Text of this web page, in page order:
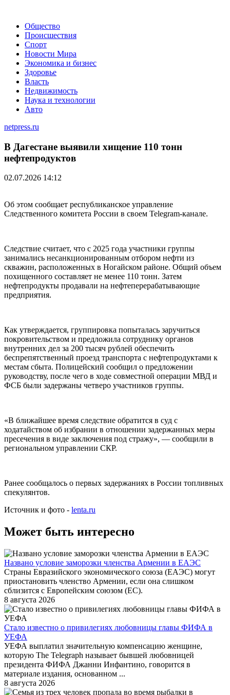
Общество
Происшествия
Спорт
Новости Мира
Экономика и бизнес
Здоровье
Власть
Недвижимость
Наука и технологии
Авто
netpress.ru
В Дагестане выявили хищение 110 тонн
нефтепродуктов
02.07.2026 14:12
Об этом сообщает республиканское управление
Следственного комитета России в своем Telegram-канале.
Следствие считает, что с 2025 года участники группы
занимались несанкционированным отбором нефти из
скважин, расположенных в Ногайском районе. Общий объем
похищенного составляет не менее 110 тонн. Затем
нефтепродукты продавали на нефтеперерабатывающие
предприятия.
Как утверждается, группировка попыталась заручиться
покровительством и предложила сотруднику органов
внутренних дел за 200 тысяч рублей обеспечить
беспрепятственный проезд транспорта с нефтепродуктами к
местам сбыта. Полицейский сообщил о предложении
руководству, после чего в ходе совместной операции МВД и
ФСБ были задержаны четверо участников группы.
«В ближайшее время следствие обратится в суд с
ходатайством об избрании в отношении задержанных меры
пресечения в виде заключения под стражу», — сообщили в
региональном управлении СКР.
Ранее сообщалось о первых задержаниях в России топливных
спекулянтов.
Источник и фото - lenta.ru
Может быть интересно
Названо условие заморозки членства Армении в ЕАЭС
Страны Евразийского экономического союза (ЕАЭС) могут
приостановить членство Армении, если она слишком
сблизится с Европейским союзом (ЕС).
8 августа 2026
Стало известно о привилегиях любовницы главы ФИФА в
УЕФА
УЕФА выплатил значительную компенсацию женщине,
которую The Telegraph называет бывшей любовницей
президента ФИФА Джанни Инфантино, говорится в
материале издания, основанном ...
8 августа 2026